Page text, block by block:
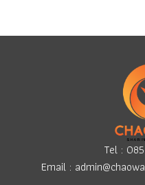
Tel :
Email :